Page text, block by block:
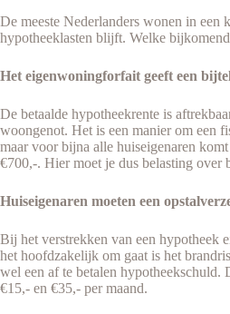
De meeste Nederlanders wonen in
hypotheeklasten blijft. Welke
Het eigenwoningforfait geeft een
De betaalde hypotheekrente is
woongenot. Het is een manier om een
maar voor bijna alle huiseigenaren
€700,-. Hier moet je dus belasting over
Huiseigenaren moeten een
Bij het verstrekken van een hypotheek
het hoofdzakelijk om gaat is het
wel een af te betalen hypotheekschuld.
€15,- en €35,- per maand.